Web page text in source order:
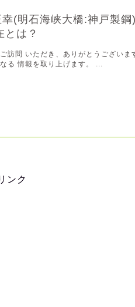
(明石海峡大橋:神戸製鋼
とは？
訪問 いただき、ありがとうございま
る 情報を取り上げます。 ...
ンク